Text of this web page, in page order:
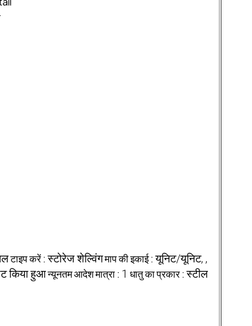
टाइप करें :स्टोरेज शेल्विंगमाप की इकाई :यूनिट/यूनिट, ,
किया हुआन्यूनतम आदेश मात्रा : 1 धातु का प्रकार :स्टील